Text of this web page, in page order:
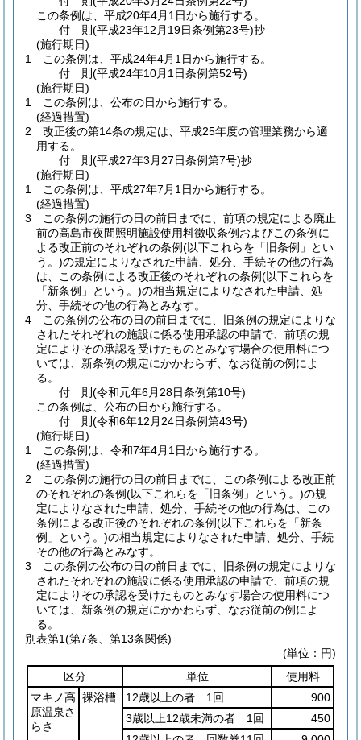
この条例は、平成20年4月1日から施行する。
付 則(平成23年12月19日条例第23号)抄
(施行期日)
1
この条例は、平成24年4月1日から施行する。
付 則(平成24年10月1日条例第52号)
(施行期日)
1
この条例は、公布の日から施行する。
(経過措置)
2
改正後の第14条の規定は、平成25年度の管理業務から適
用する。
付 則(平成27年3月27日条例第7号)抄
(施行期日)
1
この条例は、平成27年7月1日から施行する。
(経過措置)
3
この条例の施行の日の前日までに、前項の規定による廃止
前の高島市夜間照明施設使用料徴収条例およびこの条例に
よる改正前のそれぞれの条例(以下これらを「旧条例」とい
う。)の規定によりなされた申請、処分、手続その他の行為
は、この条例による改正後のそれぞれの条例(以下これらを
「新条例」という。)の相当規定によりなされた申請、処
分、手続その他の行為とみなす。
4
この条例の公布の日の前日までに、旧条例の規定によりな
されたそれぞれの施設に係る使用承認の申請で、前項の規
定によりその承認を受けたものとみなす場合の使用料につ
いては、新条例の規定にかかわらず、なお従前の例によ
る。
付 則(令和元年6月28日条例第10号)
この条例は、公布の日から施行する。
付 則(令和6年12月24日条例第43号)
(施行期日)
1
この条例は、令和7年4月1日から施行する。
(経過措置)
2
この条例の施行の日の前日までに、この条例による改正前
のそれぞれの条例(以下これらを「旧条例」という。)の規
定によりなされた申請、処分、手続その他の行為は、この
条例による改正後のそれぞれの条例(以下これらを「新条
例」という。)の相当規定によりなされた申請、処分、手続
その他の行為とみなす。
3
この条例の公布の日の前日までに、旧条例の規定によりな
されたそれぞれの施設に係る使用承認の申請で、前項の規
定によりその承認を受けたものとみなす場合の使用料につ
いては、新条例の規定にかかわらず、なお従前の例によ
る。
別表第1(第7条、第13条関係)
(単位：円)
区分
単位
使用料
マキノ高
原温泉さ
らさ
裸浴槽 12歳以上の者 1回
900
3歳以上12歳未満の者 1回
450